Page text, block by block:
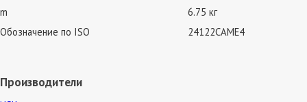
m
6.75 кг
Обозначение по ISO
24122CAME4
Производители